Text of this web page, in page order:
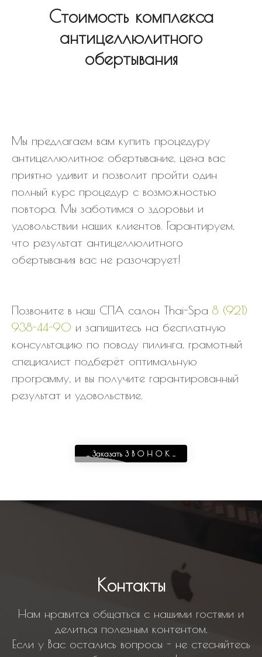
Стоимость комплекса
антицеллюлитного
обертывания
Мы предлагаем вам купить процедуру
антицеллюлитное обертывание, цена вас
приятно удивит и позволит пройти один
полный курс процедур с возможностью
повтора. Мы заботимся о здоровьи и
удовольствии наших клиентов. Гарантируем,
что результат антицеллюлитного
обертывания вас не разочарует!
Позвоните в наш СПА салон Thai-Spa 8 (921)
938-44-90 и запишитесь на бесплатную
консультацию по поводу пилинга, грамотный
специалист подберёт оптимальную
программу, и вы получите гарантированный
результат и удовольствие.
_ Заказать З В О Н О К _
Контакты
Нам нравится общаться с нашими гостями и
делиться полезным контентом.
Если у Вас остались вопросы - не стесняйтесь